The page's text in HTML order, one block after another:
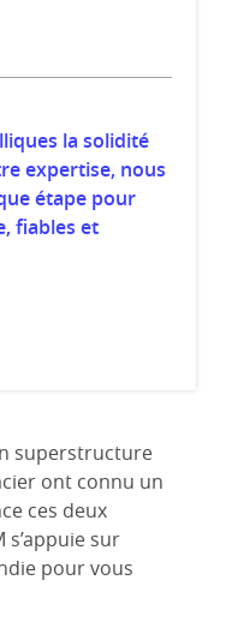
superstructure
ont connu un
ces deux
s’appuie sur
pour vous
la solidité
expertise, nous
étape pour
fiables et